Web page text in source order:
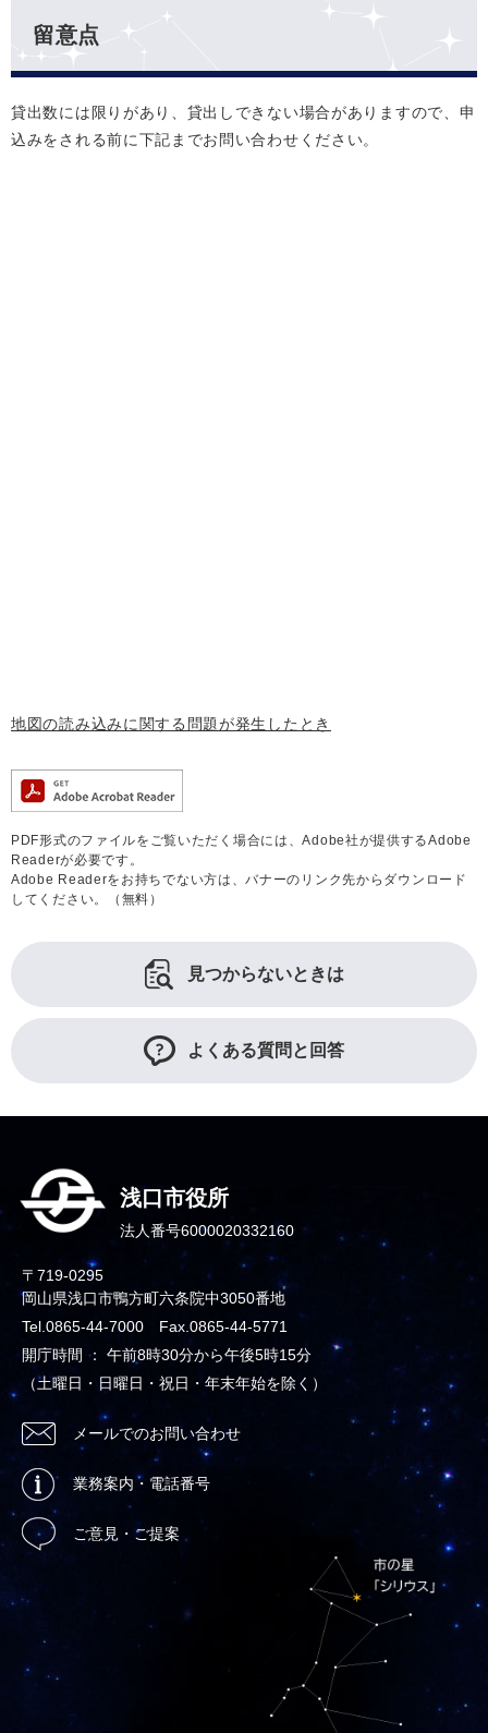
留意点
貸出数には限りがあり、貸出しできない場合がありますので、申
込みをされる前に下記までお問い合わせください。
地図の読み込みに関する問題が発生したとき
PDF形式のファイルをご覧いただく場合には、Adobe社が提供するAdobe
Readerが必要です。
Adobe Readerをお持ちでない方は、バナーのリンク先からダウンロード
してください。（無料）
見つからないときは
よくある質問と回答
浅口市役所
法人番号6000020332160
〒719-0295
岡山県浅口市鴨方町六条院中3050番地
Tel.0865-44-7000 Fax.0865-44-5771
開庁時間 ： 午前8時30分から午後5時15分
（土曜日・日曜日・祝日・年末年始を除く）
メールでのお問い合わせ
業務案内・電話番号
ご意見・ご提案